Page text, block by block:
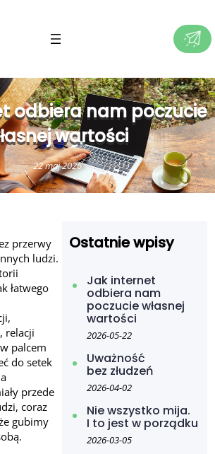
odbiera nam poczucie
wartości
22 maj 2026
przerwy
ludzi.
łatwego
relacji
palcem
do setek
przede
coraz
gubimy
Ostatnie wpisy
Jak internet
odbiera nam
poczucie własnej
wartości
2026-05-22
Uważność
bez złudzeń
2026-04-02
Nie wszystko mija.
I to jest w porządku
2026-03-05